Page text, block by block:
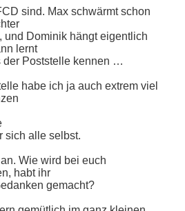
sind. Max schwärmt schon
und Dominik hängt eigentlich
lernt
der Poststelle kennen …
habe ich ja auch extrem viel
sich alle selbst.
Wie wird bei euch
habt ihr
gemacht?